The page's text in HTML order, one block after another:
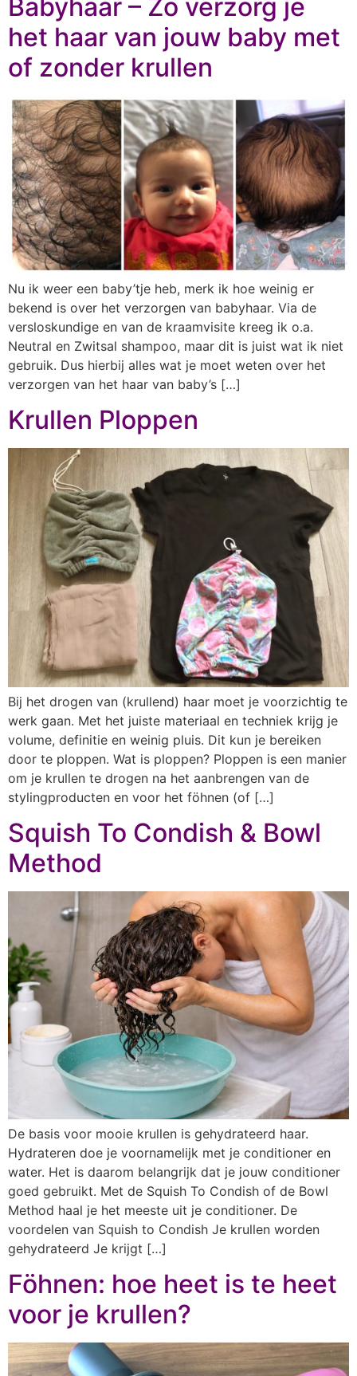
Babyhaar – Zo verzorg je
het haar van jouw baby met
of zonder krullen
Nu ik weer een baby’tje heb, merk ik hoe weinig er
bekend is over het verzorgen van babyhaar. Via de
versloskundige en van de kraamvisite kreeg ik o.a.
Neutral en Zwitsal shampoo, maar dit is juist wat ik niet
gebruik. Dus hierbij alles wat je moet weten over het
verzorgen van het haar van baby’s […]
Krullen Ploppen
Bij het drogen van (krullend) haar moet je voorzichtig te
werk gaan. Met het juiste materiaal en techniek krijg je
volume, definitie en weinig pluis. Dit kun je bereiken
door te ploppen. Wat is ploppen? Ploppen is een manier
om je krullen te drogen na het aanbrengen van de
stylingproducten en voor het föhnen (of […]
Squish To Condish & Bowl
Method
De basis voor mooie krullen is gehydrateerd haar.
Hydrateren doe je voornamelijk met je conditioner en
water. Het is daarom belangrijk dat je jouw conditioner
goed gebruikt. Met de Squish To Condish of de Bowl
Method haal je het meeste uit je conditioner. De
voordelen van Squish to Condish Je krullen worden
gehydrateerd Je krijgt […]
Föhnen: hoe heet is te heet
voor je krullen?